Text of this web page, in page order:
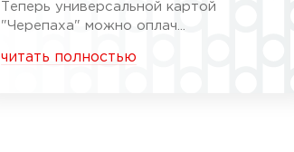
Теперь универсальной картой
"Черепаха" можно оплач...
читать полностью